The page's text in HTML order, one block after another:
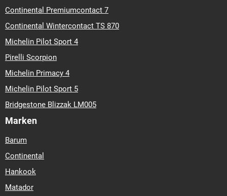
Continental Premiumcontact 7
Continental Wintercontact TS 870
Michelin Pilot Sport 4
Pirelli Scorpion
Michelin Primacy 4
Michelin Pilot Sport 5
Bridgestone Blizzak LM005
Marken
Barum
Continental
Hankook
Matador